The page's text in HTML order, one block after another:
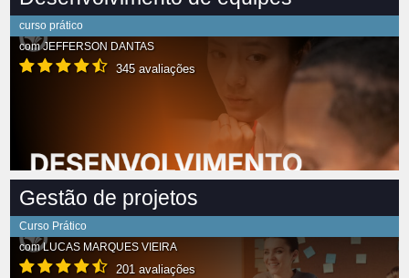
curso prático
comJEFFERSON DANTAS
345 avaliações
Gestão de projetos
Curso Prático
comLUCAS MARQUES VIEIRA
201 avaliações